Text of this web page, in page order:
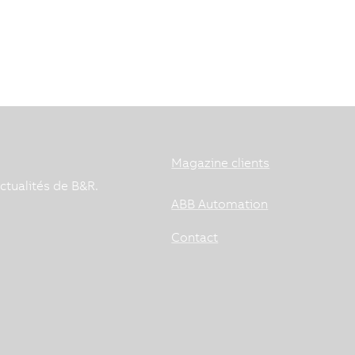
de B&R.
Magazine clients
ABB Automation
Contact